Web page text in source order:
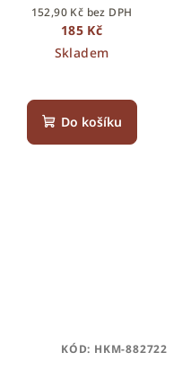
152,90 Kč bez DPH
185 Kč
Skladem
Do košíku
KÓD: HKM-882722